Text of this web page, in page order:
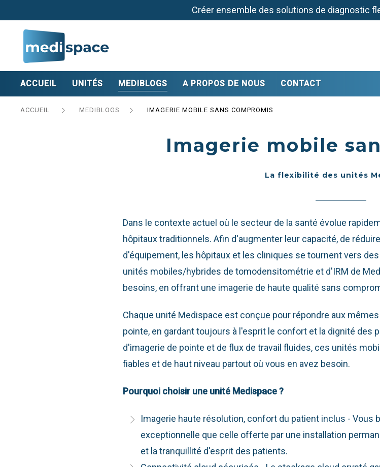
Créer ensemble des solutions de diagnostic
ACCUEIL UNITÉS MEDIBLOGS A PROPOS DE NOUS CONTACT
ACCUEIL MEDIBLOGS IMAGERIE MOBILE SANS COMPROMIS
Imagerie mobile
La flexibilité des unités
Dans le contexte actuel où le secteur de la santé évolue
hôpitaux traditionnels. Afin d'augmenter leur capacité, de
d'équipement, les hôpitaux et les cliniques se tournent vers
unités mobiles/hybrides de tomodensitométrie et d'IRM de
besoins, en offrant une imagerie de haute qualité sans
Chaque unité Medispace est conçue pour répondre aux
pointe, en gardant toujours à l'esprit le confort et la dignité des
d'imagerie de pointe et de flux de travail fluides, ces unités
fiables et de haut niveau partout où vous en avez besoin.
Pourquoi choisir une unité Medispace ?
Imagerie haute résolution, confort du patient inclus - Vous
exceptionnelle que celle offerte par une installation
et la tranquillité d'esprit des patients.